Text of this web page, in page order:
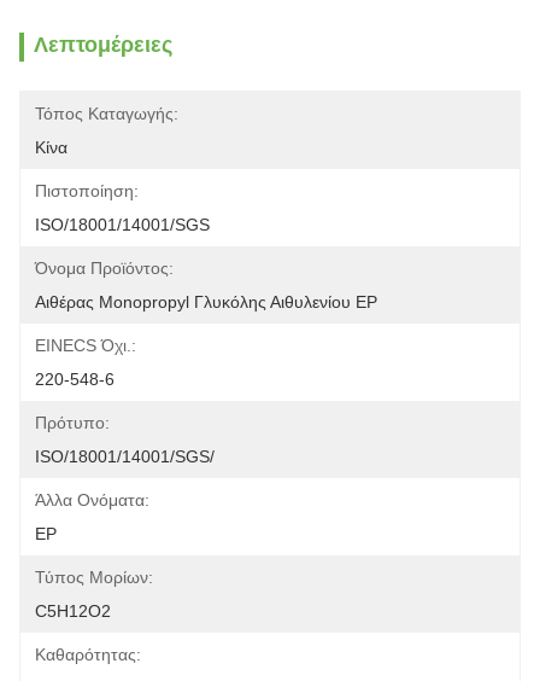
Λεπτομέρειες
Τόπος Καταγωγής:
Κίνα
Πιστοποίηση:
ISO/18001/14001/SGS
Όνομα Προϊόντος:
Αιθέρας Monopropyl Γλυκόλης Αιθυλενίου EP
EINECS Όχι.:
220-548-6
Πρότυπο:
ISO/18001/14001/SGS/
Άλλα Ονόματα:
EP
Τύπος Μορίων:
C5H12O2
Καθαρότητας: